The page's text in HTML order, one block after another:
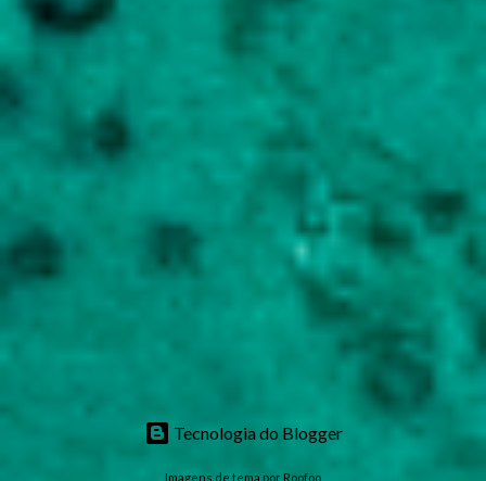
Tecnologia do Blogger
Imagens de tema por Roofoo